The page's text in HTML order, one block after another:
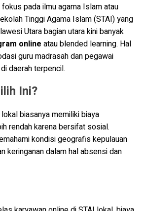
fokus pada ilmu agama Islam atau
Tinggi Agama Islam (STAI) yang
Utara bagian utara kini banyak
online atau blended learning. Hal
guru madrasah dan pegawai
daerah terpencil.
Ini?
biasanya memiliki biaya
rendah karena bersifat sosial.
kondisi geografis kepulauan
keringanan dalam hal absensi dan